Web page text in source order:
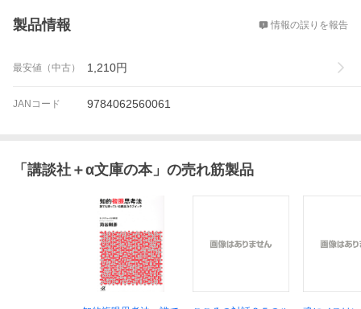
製品情報 情報の誤りを報告
最安値（中古） 1,210円
JANコード 9784062560061
「 講談社＋α文庫の本」の売れ筋製品